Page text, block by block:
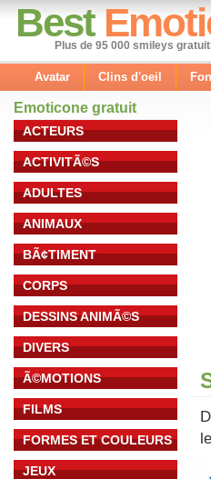
Best
Plus de 95 000 smileys
Avatar Clins d'oeil
Emoticone gratuit
ACTEURS
ACTIVITÃ©S
ADULTES
ANIMAUX
BÃ¢TIMENT
CORPS
DESSINS ANIMÃ©S
DIVERS
Ã©MOTIONS
FILMS
FORMES ET COULEURS
JEUX